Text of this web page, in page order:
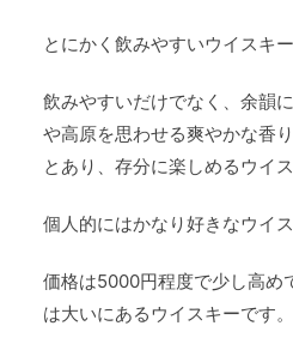
とにかく飲みやすいウイスキー
飲みやすいだけでなく、余韻
や高原を思わせる爽やかな香
とあり、存分に楽しめるウイス
個人的にはかなり好きなウイス
価格は5000円程度で少し高め
は大いにあるウイスキーです。